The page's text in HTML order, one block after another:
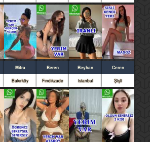
Mitra
Bakırköy
Beren
Fındıkzade
Reyhan
istanbul
Ceren
Şişli